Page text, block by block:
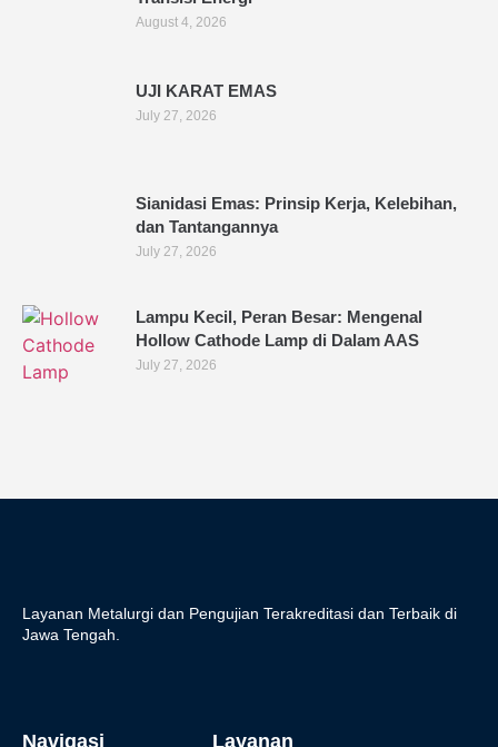
August 4, 2026
UJI KARAT EMAS
July 27, 2026
Sianidasi Emas: Prinsip Kerja, Kelebihan,
dan Tantangannya
July 27, 2026
Lampu Kecil, Peran Besar: Mengenal
Hollow Cathode Lamp di Dalam AAS
July 27, 2026
Layanan Metalurgi dan Pengujian Terakreditasi dan Terbaik di
Jawa Tengah.
Navigasi Layanan